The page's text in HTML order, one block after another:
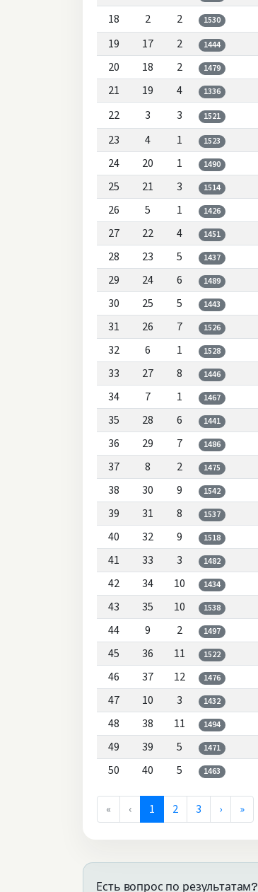
18 2 2 1530
19 17 2 1444
20 18 2 1479
21 19 4 1336
22 3 3 1521
23 4 1 1523
24 20 1 1490
25 21 3 1514
26 5 1 1426
27 22 4 1451
28 23 5 1437
29 24 6 1489
30 25 5 1443
31 26 7 1526
32 6 1 1528
33 27 8 1446
34 7 1 1467
35 28 6 1441
36 29 7 1486
37 8 2 1475
38 30 9 1542
39 31 8 1537
40 32 9 1518
41 33 3 1482
42 34 10 1434
43 35 10 1538
44 9 2 1497
45 36 11 1522
46 37 12 1476
47 10 3 1432
48 38 11 1494
49 39 5 1471
50 40 5 1463
« ‹ 1 2 3 › »
Есть вопрос по результатам?